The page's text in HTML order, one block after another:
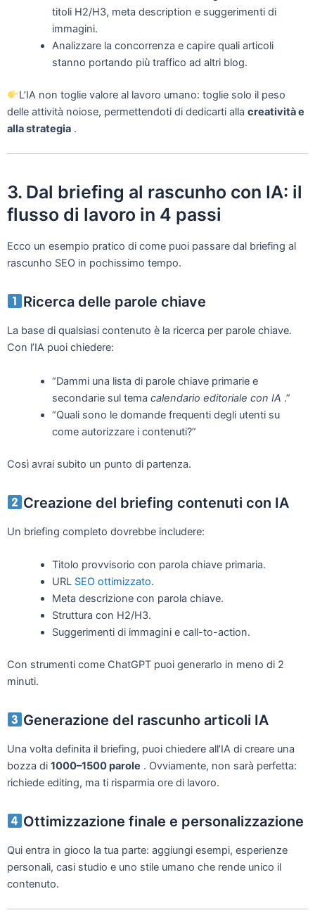
titoli H2/H3, meta description e suggerimenti di
immagini.
Analizzare la concorrenza e capire quali articoli
stanno portando più traffico ad altri blog.
L’IA non toglie valore al lavoro umano: toglie solo il peso
delle attività noiose, permettendoti di dedicarti alla creatività e
alla strategia .
3. Dal briefing al rascunho con IA: il
flusso di lavoro in 4 passi
Ecco un esempio pratico di come puoi passare dal briefing al
rascunho SEO in pochissimo tempo.
Ricerca delle parole chiave
La base di qualsiasi contenuto è la ricerca per parole chiave.
Con l’IA puoi chiedere:
“Dammi una lista di parole chiave primarie e
secondarie sul tema calendario editoriale con IA .”
“Quali sono le domande frequenti degli utenti su
come autorizzare i contenuti?”
Così avrai subito un punto di partenza.
Creazione del briefing contenuti con IA
Un briefing completo dovrebbe includere:
Titolo provvisorio con parola chiave primaria.
URL SEO ottimizzato.
Meta descrizione con parola chiave.
Struttura con H2/H3.
Suggerimenti di immagini e call-to-action.
Con strumenti come ChatGPT puoi generarlo in meno di 2
minuti.
Generazione del rascunho articoli IA
Una volta definita il briefing, puoi chiedere all’IA di creare una
bozza di 1000–1500 parole . Ovviamente, non sarà perfetta:
richiede editing, ma ti risparmia ore di lavoro.
Ottimizzazione finale e personalizzazione
Qui entra in gioco la tua parte: aggiungi esempi, esperienze
personali, casi studio e uno stile umano che rende unico il
contenuto.